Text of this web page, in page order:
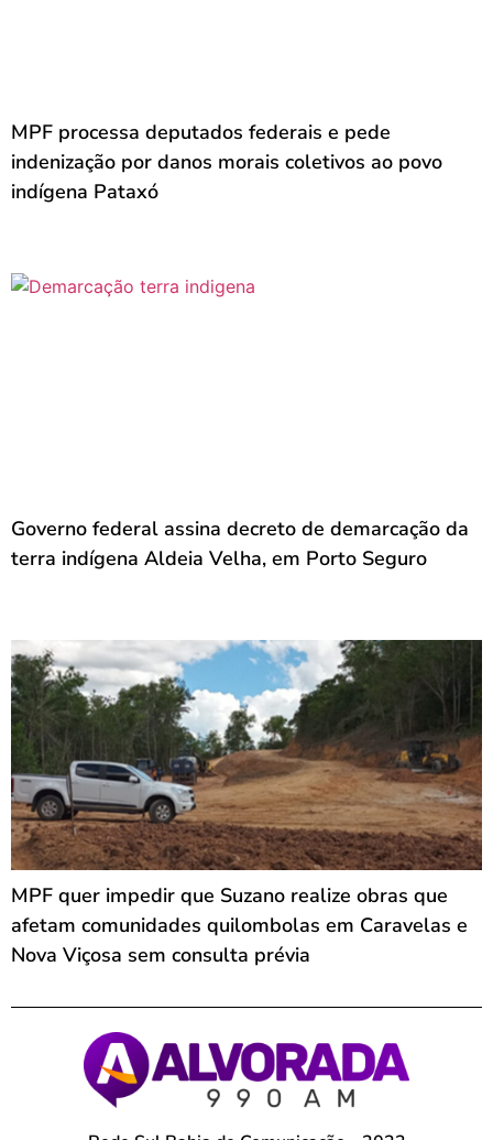
MPF processa deputados federais e pede
indenização por danos morais coletivos ao povo
indígena Pataxó
Governo federal assina decreto de demarcação da
terra indígena Aldeia Velha, em Porto Seguro
MPF quer impedir que Suzano realize obras que
afetam comunidades quilombolas em Caravelas e
Nova Viçosa sem consulta prévia